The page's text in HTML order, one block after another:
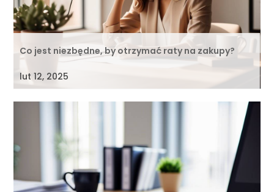
Co jest niezbędne, by otrzymać raty na zakupy?
lut 12, 2025